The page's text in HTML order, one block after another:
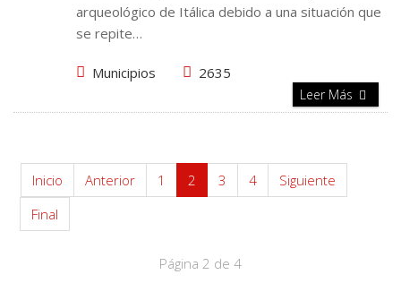
arqueológico de Itálica debido a una situación que
se repite…
Municipios 2635
Leer Más
Inicio Anterior 1 2 3 4
Siguiente
Final
Página 2 de 4